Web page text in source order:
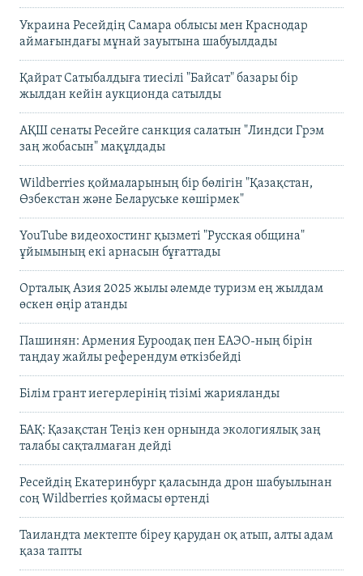
Украина Ресейдің Самара облысы мен Краснодар
аймағындағы мұнай зауытына шабуылдады
Қайрат Сатыбалдыға тиесілі "Байсат" базары бір
жылдан кейін аукционда сатылды
АҚШ сенаты Ресейге санкция салатын "Линдси Грэм
заң жобасын" мақұлдады
Wildberries қоймаларының бір бөлігін "Қазақстан,
Өзбекстан және Беларуське көшірмек"
YouTube видеохостинг қызметі "Русская община"
ұйымының екі арнасын бұғаттады
Орталық Азия 2025 жылы әлемде туризм ең жылдам
өскен өңір атанды
Пашинян: Армения Еуроодақ пен ЕАЭО-ның бірін
таңдау жайлы референдум өткізбейді
Білім грант иегерлерінің тізімі жарияланды
БАҚ: Қазақстан Теңіз кен орнында экологиялық заң
талабы сақталмаған дейді
Ресейдің Екатеринбург қаласында дрон шабуылынан
соң Wildberries қоймасы өртенді
Таиландта мектепте біреу қарудан оқ атып, алты адам
қаза тапты